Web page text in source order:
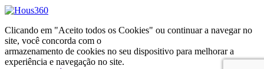
Clicando em "Aceito todos os Cookies" ou continuar a navegar no
site, você concorda com o
armazenamento de cookies no seu dispositivo para melhorar a
experiência e navegação no site.